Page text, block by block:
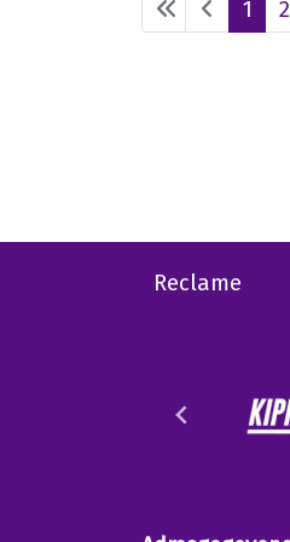
1 2
Reclame